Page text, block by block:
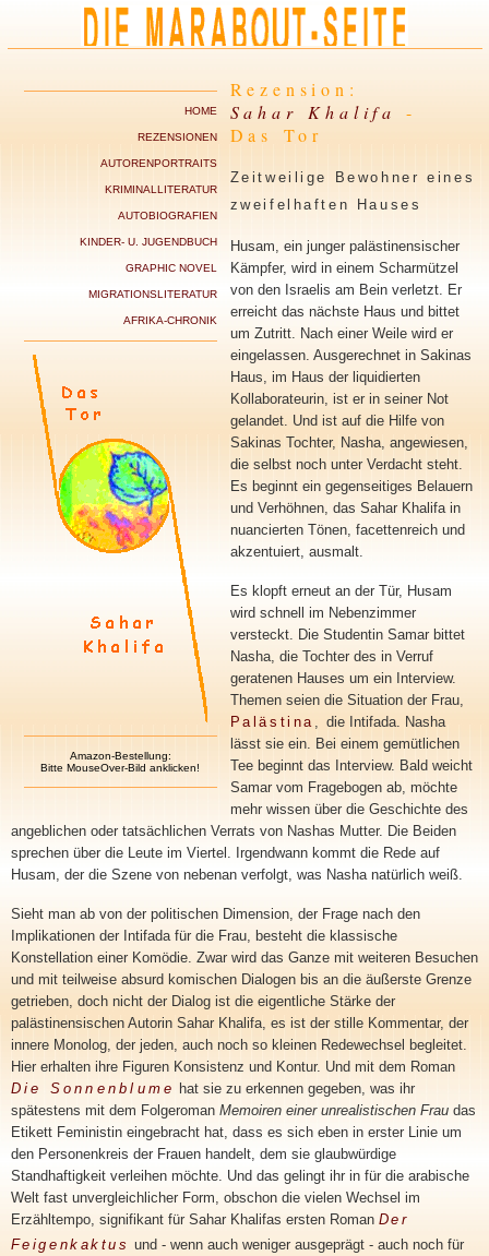
HOME
REZENSIONEN
AUTORENPORTRAITS
KRIMINALLITERATUR
AUTOBIOGRAFIEN
KINDER- U. JUGENDBUCH
GRAPHIC NOVEL
MIGRATIONSLITERATUR
AFRIKA-CHRONIK
Amazon-Bestellung:
Bitte MouseOver-Bild anklicken!
Rezension:
Sahar Khalifa
-
Das Tor
Zeitweilige Bewohner eines
zweifelhaften Hauses
Husam, ein junger palästinensischer
Kämpfer, wird in einem Scharmützel
von den Israelis am Bein verletzt. Er
erreicht das nächste Haus und bittet
um Zutritt. Nach einer Weile wird er
eingelassen. Ausgerechnet in Sakinas
Haus, im Haus der liquidierten
Kollaborateurin, ist er in seiner Not
gelandet. Und ist auf die Hilfe von
Sakinas Tochter, Nasha, angewiesen,
die selbst noch unter Verdacht steht.
Es beginnt ein gegenseitiges Belauern
und Verhöhnen, das Sahar Khalifa in
nuancierten Tönen, facettenreich und
akzentuiert, ausmalt.
Es klopft erneut an der Tür, Husam
wird schnell im Nebenzimmer
versteckt. Die Studentin Samar bittet
Nasha, die Tochter des in Verruf
geratenen Hauses um ein Interview.
Themen seien die Situation der Frau,
Palästina , die Intifada. Nasha
lässt sie ein. Bei einem gemütlichen
Tee beginnt das Interview. Bald weicht
Samar vom Fragebogen ab, möchte
mehr wissen über die Geschichte des
angeblichen oder tatsächlichen Verrats von Nashas Mutter. Die Beiden
sprechen über die Leute im Viertel. Irgendwann kommt die Rede auf
Husam, der die Szene von nebenan verfolgt, was Nasha natürlich weiß.
Sieht man ab von der politischen Dimension, der Frage nach den
Implikationen der Intifada für die Frau, besteht die klassische
Konstellation einer Komödie. Zwar wird das Ganze mit weiteren Besuchen
und mit teilweise absurd komischen Dialogen bis an die äußerste Grenze
getrieben, doch nicht der Dialog ist die eigentliche Stärke der
palästinensischen Autorin Sahar Khalifa, es ist der stille Kommentar, der
innere Monolog, der jeden, auch noch so kleinen Redewechsel begleitet.
Hier erhalten ihre Figuren Konsistenz und Kontur. Und mit dem Roman
Die Sonnenblume hat sie zu erkennen gegeben, was ihr
spätestens mit dem Folgeroman Memoiren einer unrealistischen Fraudas
Etikett Feministin eingebracht hat, dass es sich eben in erster Linie um
den Personenkreis der Frauen handelt, dem sie glaubwürdige
Standhaftigkeit verleihen möchte. Und das gelingt ihr in für die arabische
Welt fast unvergleichlicher Form, obschon die vielen Wechsel im
Erzähltempo, signifikant für Sahar Khalifas ersten Roman Der
Feigenkaktus und - wenn auch weniger ausgeprägt - auch noch für